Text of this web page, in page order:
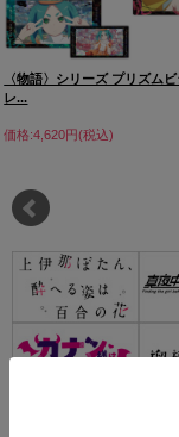
〈物語〉シリーズ プリズム
レ...
価格:4,620円(税込)